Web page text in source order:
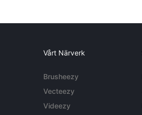
Vårt Närverk
Brusheezy
Vecteezy
Videezy